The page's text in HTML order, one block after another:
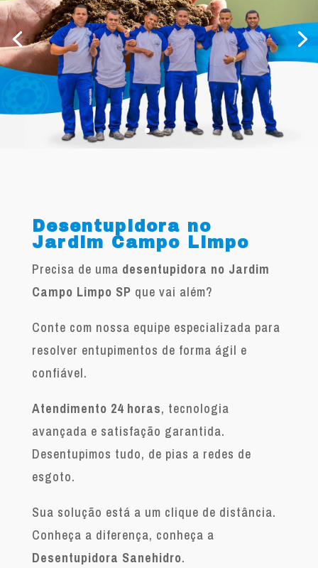
Desentupidora no
Jardim Campo Limpo
Precisa de uma desentupidora no Jardim
Campo Limpo SP que vai além?
Conte com nossa equipe especializada para
resolver entupimentos de forma ágil e
confiável.
Atendimento 24 horas, tecnologia
avançada e satisfação garantida.
Desentupimos tudo, de pias a redes de
esgoto.
Sua solução está a um clique de distância.
Conheça a diferença, conheça a
Desentupidora Sanehidro.